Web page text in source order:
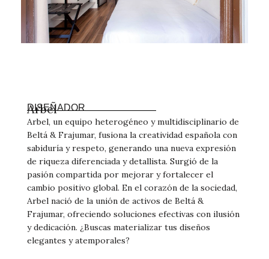
Arbel
DISEÑADOR
Arbel, un equipo heterogéneo y multidisciplinario de
Beltá & Frajumar, fusiona la creatividad española con
sabiduría y respeto, generando una nueva expresión
de riqueza diferenciada y detallista. Surgió de la
pasión compartida por mejorar y fortalecer el
cambio positivo global. En el corazón de la sociedad,
Arbel nació de la unión de activos de Beltá &
Frajumar, ofreciendo soluciones efectivas con ilusión
y dedicación. ¿Buscas materializar tus diseños
elegantes y atemporales?